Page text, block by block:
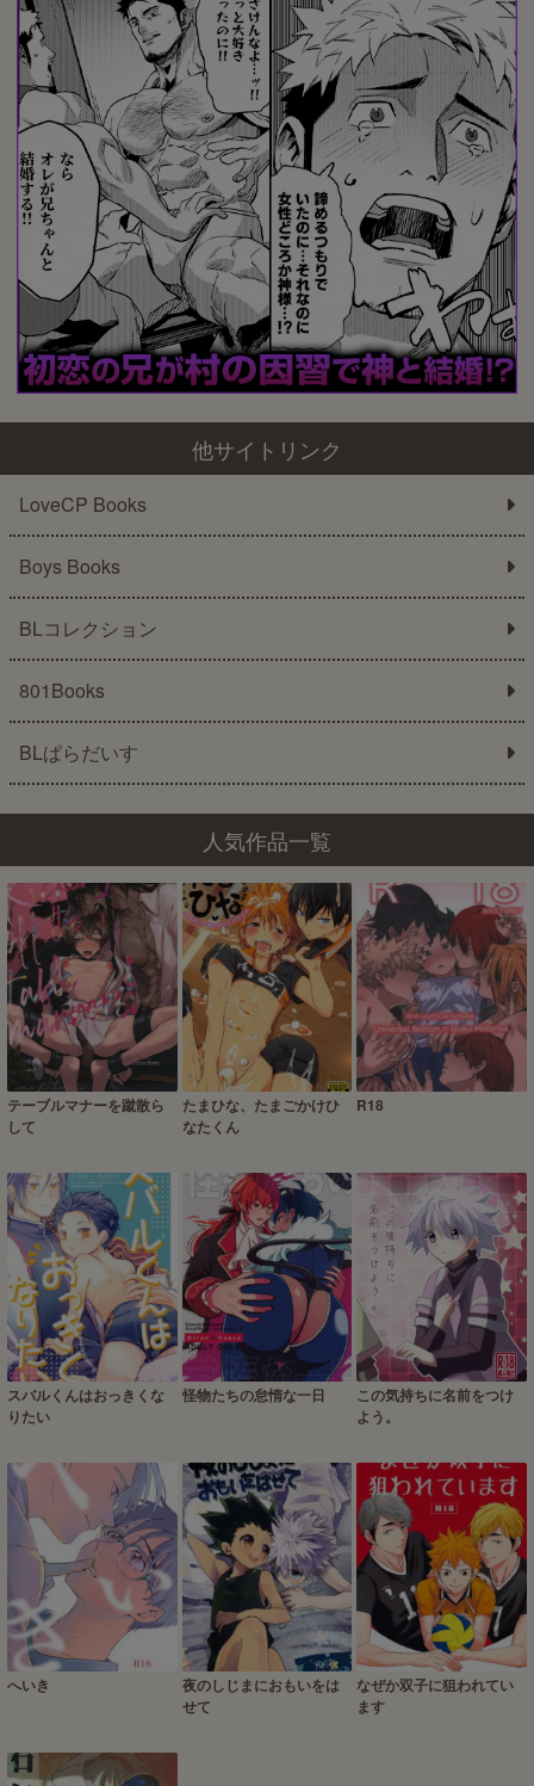
他サイトリンク
LoveCP Books
Boys Books
BLコレクション
801Books
BLぱらだいす
人気作品一覧
テーブルマナーを蹴散ら
して
たまひな、たまごかけひ
なたくん
R18
スバルくんはおっきくな
りたい
怪物たちの怠惰な一日
この気持ちに名前をつけ
よう。
へいき
夜のしじまにおもいをは
せて
なぜか双子に狙われてい
ます